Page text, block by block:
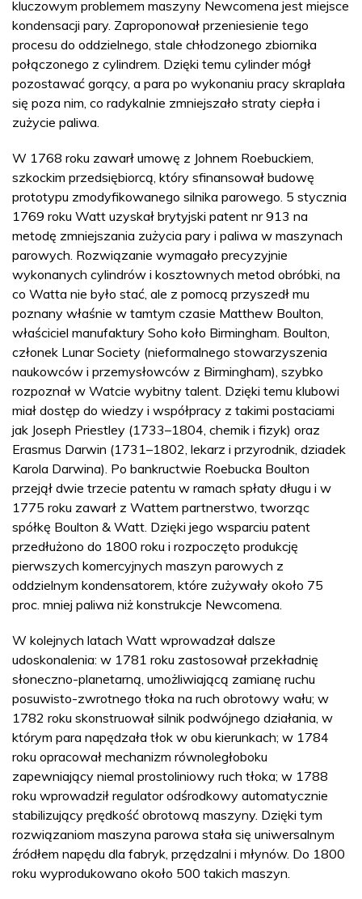
kluczowym problemem maszyny Newcomena jest miejsce
kondensacji pary. Zaproponował przeniesienie tego
procesu do oddzielnego, stale chłodzonego zbiornika
połączonego z cylindrem. Dzięki temu cylinder mógł
pozostawać gorący, a para po wykonaniu pracy skraplała
się poza nim, co radykalnie zmniejszało straty ciepła i
zużycie paliwa.
W 1768 roku zawarł umowę z Johnem Roebuckiem,
szkockim przedsiębiorcą, który sfinansował budowę
prototypu zmodyfikowanego silnika parowego. 5 stycznia
1769 roku Watt uzyskał brytyjski patent nr 913 na
metodę zmniejszania zużycia pary i paliwa w maszynach
parowych. Rozwiązanie wymagało precyzyjnie
wykonanych cylindrów i kosztownych metod obróbki, na
co Watta nie było stać, ale z pomocą przyszedł mu
poznany właśnie w tamtym czasie Matthew Boulton,
właściciel manufaktury Soho koło Birmingham. Boulton,
członek Lunar Society (nieformalnego stowarzyszenia
naukowców i przemysłowców z Birmingham), szybko
rozpoznał w Watcie wybitny talent. Dzięki temu klubowi
miał dostęp do wiedzy i współpracy z takimi postaciami
jak Joseph Priestley (1733–1804, chemik i fizyk) oraz
Erasmus Darwin (1731–1802, lekarz i przyrodnik, dziadek
Karola Darwina). Po bankructwie Roebucka Boulton
przejął dwie trzecie patentu w ramach spłaty długu i w
1775 roku zawarł z Wattem partnerstwo, tworząc
spółkę Boulton & Watt. Dzięki jego wsparciu patent
przedłużono do 1800 roku i rozpoczęto produkcję
pierwszych komercyjnych maszyn parowych z
oddzielnym kondensatorem, które zużywały około 75
proc. mniej paliwa niż konstrukcje Newcomena.
W kolejnych latach Watt wprowadzał dalsze
udoskonalenia: w 1781 roku zastosował przekładnię
słoneczno-planetarną, umożliwiającą zamianę ruchu
posuwisto-zwrotnego tłoka na ruch obrotowy wału; w
1782 roku skonstruował silnik podwójnego działania, w
którym para napędzała tłok w obu kierunkach; w 1784
roku opracował mechanizm równoległoboku
zapewniający niemal prostoliniowy ruch tłoka; w 1788
roku wprowadził regulator odśrodkowy automatycznie
stabilizujący prędkość obrotową maszyny. Dzięki tym
rozwiązaniom maszyna parowa stała się uniwersalnym
źródłem napędu dla fabryk, przędzalni i młynów. Do 1800
roku wyprodukowano około 500 takich maszyn.